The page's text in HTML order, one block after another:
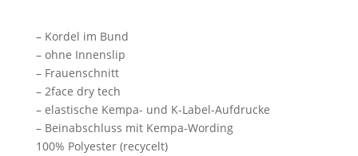
– Kordel im Bund
– ohne Innenslip
– Frauenschnitt
– 2face dry tech
– elastische Kempa- und K-Label-Aufdrucke
– Beinabschluss mit Kempa-Wording
100% Polyester (recycelt)